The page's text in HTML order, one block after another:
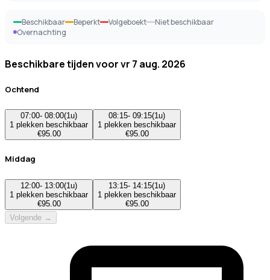
Beschikbaar Beperkt Volgeboekt
Niet beschikbaar
Overnachting
Beschikbare tijden voorvr 7 aug. 2026
Ochtend
07:00- 08:00(1u)
1 plekken beschikbaar
€95.00
08:15- 09:15(1u)
1 plekken beschikbaar
€95.00
Middag
12:00- 13:00(1u)
1 plekken beschikbaar
€95.00
13:15- 14:15(1u)
1 plekken beschikbaar
€95.00
Volgende →